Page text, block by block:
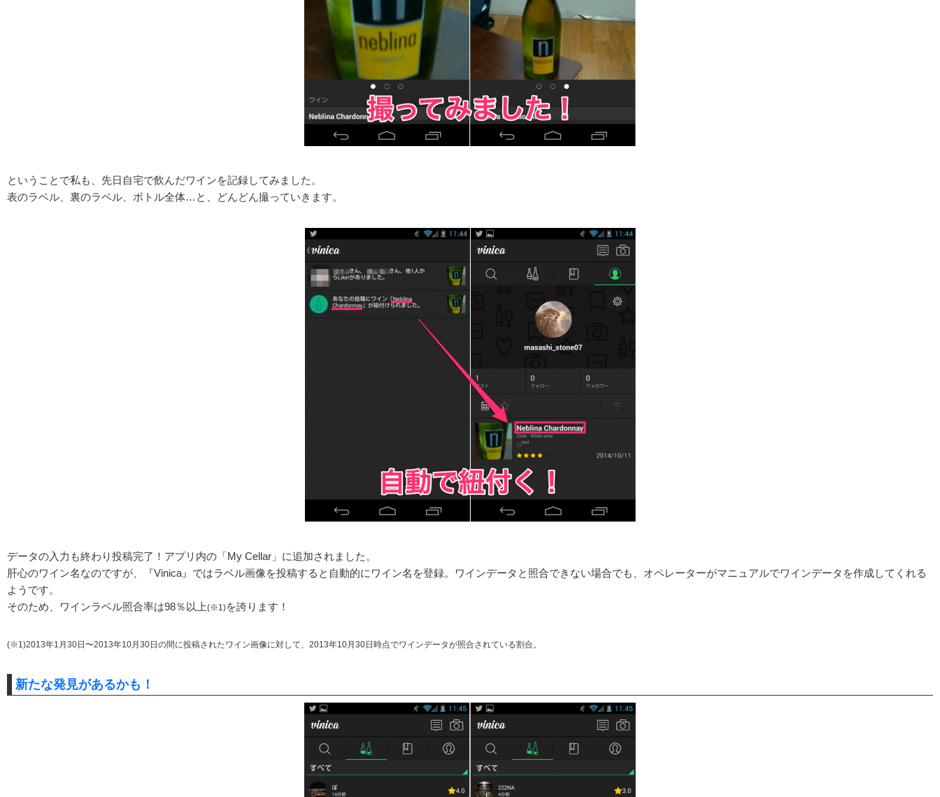
ということで私も、先日自宅で飲んだワインを記録してみました。
表のラベル、裏のラベル、ボトル全体…と、どんどん撮っていきます。
データの入力も終わり投稿完了！アプリ内の「My Cellar」に追加されました。
肝心のワイン名なのですが、『Vinica』ではラベル画像を投稿すると自動的にワイン名を登録。ワインデータと照合できない場合でも、オペレーターがマニュアルでワインデータを作成してくれる
ようです。
そのため、ワインラベル照合率は98％以上(※1)を誇ります！
(※1)2013年1月30日〜2013年10月30日の間に投稿されたワイン画像に対して、2013年10月30日時点でワインデータが照合されている割合。
新たな発見があるかも！